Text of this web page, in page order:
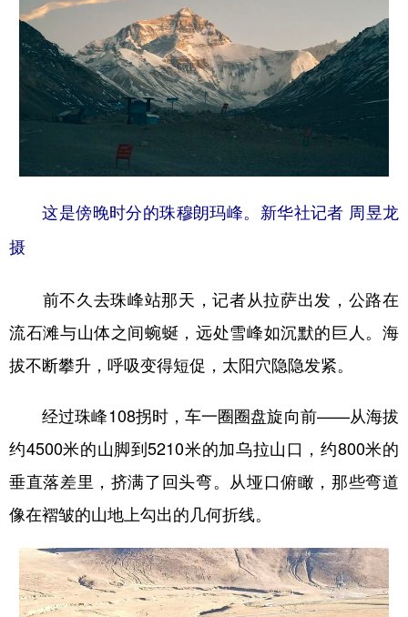
安徽 江西
山东 河南 湖北 湖南
广东 广西 海南
贵州
陕西 甘肃 青海 宁夏
新疆 内蒙古 黑龙江
多语种频道
English Español Français عربى
Русский язык 日本語 한국어
Deutsch Português
这是傍晚时分的珠穆朗玛峰。新华社记者 周昱龙
摄
前不久去珠峰站那天，记者从拉萨出发，公路在
流石滩与山体之间蜿蜒，远处雪峰如沉默的巨人。海
拔不断攀升，呼吸变得短促，太阳穴隐隐发紧。
经过珠峰108拐时，车一圈圈盘旋向前——从海拔
约4500米的山脚到5210米的加乌拉山口，约800米的
垂直落差里，挤满了回头弯。从垭口俯瞰，那些弯道
像在褶皱的山地上勾出的几何折线。